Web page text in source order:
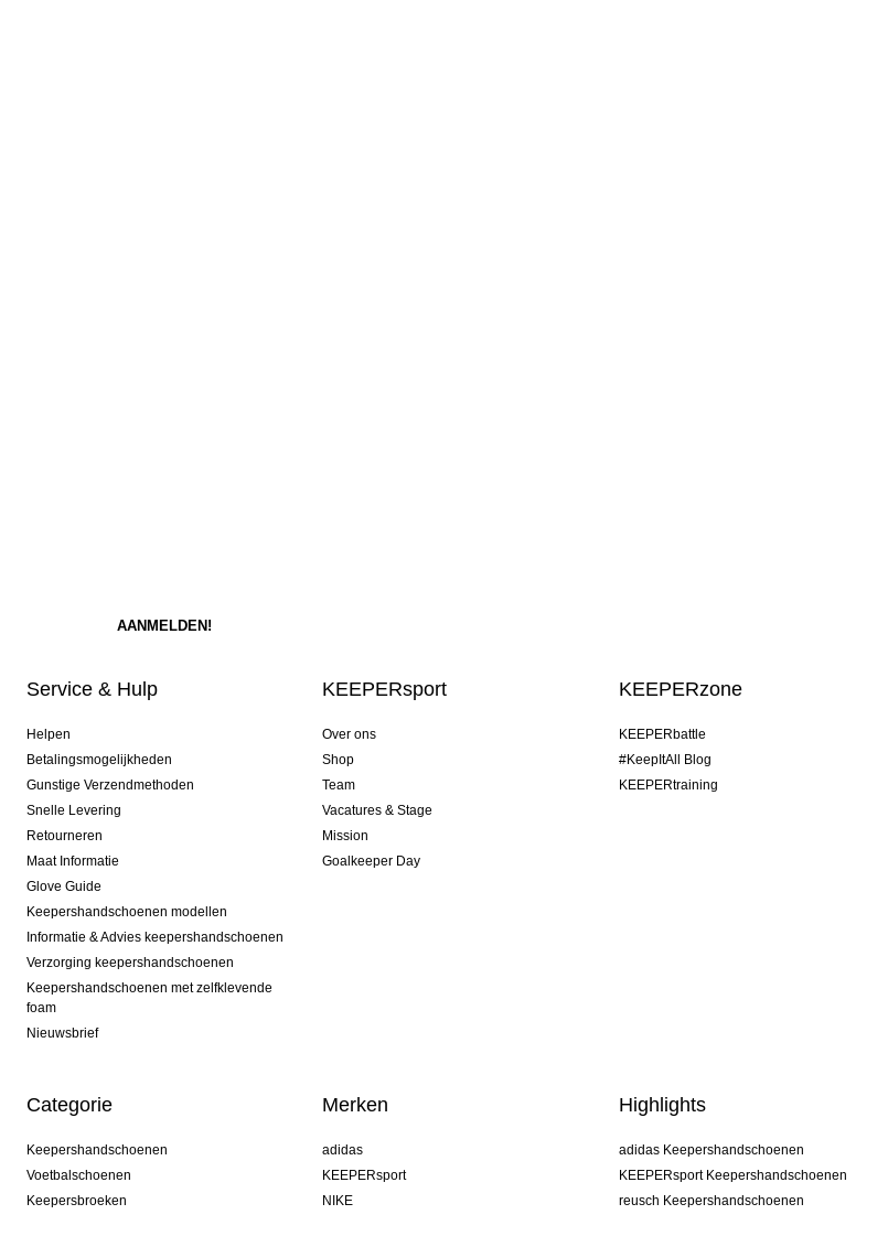
Service & Hulp
Helpen
Betalingsmogelijkheden
Gunstige Verzendmethoden
Snelle Levering
Retourneren
Maat Informatie
Glove Guide
Keepershandschoenen modellen
Informatie & Advies keepershandschoenen
Verzorging keepershandschoenen
Keepershandschoenen met zelfklevende
foam
Nieuwsbrief
KEEPERsport
Over ons
Shop
Team
Vacatures & Stage
Mission
Goalkeeper Day
KEEPERzone
KEEPERbattle
#KeepItAll Blog
KEEPERtraining
Categorie
Keepershandschoenen
Voetbalschoenen
Keepersbroeken
Merken
adidas
KEEPERsport
NIKE
Highlights
adidas Keepershandschoenen
KEEPERsport Keepershandschoenen
reusch Keepershandschoenen